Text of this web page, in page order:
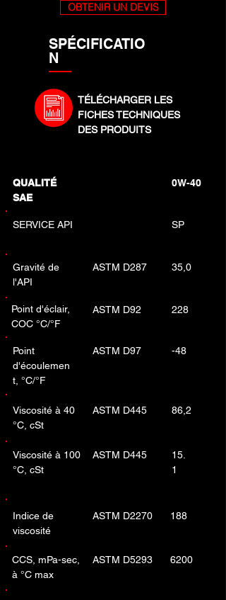
OBTENIR UN DEVIS
SPÉCIFICATIO
N
TÉLÉCHARGER LES
FICHES TECHNIQUES
DES PRODUITS
QUALITÉ
SAE
0W-40
SERVICE API SP
Gravité de
l'API
ASTM D287 35,0
Point d'éclair,
COC °C/°F
ASTM D92 228
Point
d'écoulemen
t, °C/°F
ASTM D97 -48
Viscosité à 40
°C, cSt
ASTM D445 86,2
Viscosité à 100
°C, cSt
ASTM D445
15.
1
CCS, mPa-sec,
à °C max
ASTM D5293 6200
Indice de
viscosité
ASTM D2270 188